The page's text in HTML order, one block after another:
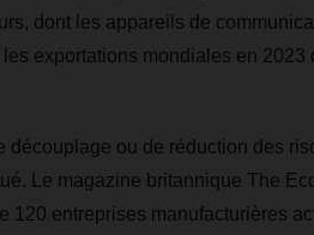
dont les appareils de
exportations mondiales en 2023
découplage ou de réduction des
Le magazine britannique The
120 entreprises manufacturières